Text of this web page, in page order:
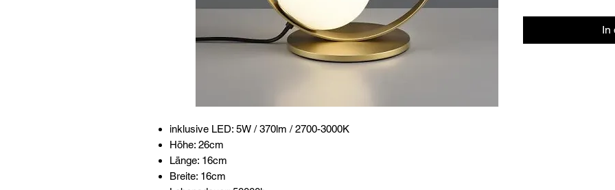
inklusive LED: 5W / 370lm / 2700-3000K
Höhe: 26cm
Länge: 16cm
Breite: 16cm
In